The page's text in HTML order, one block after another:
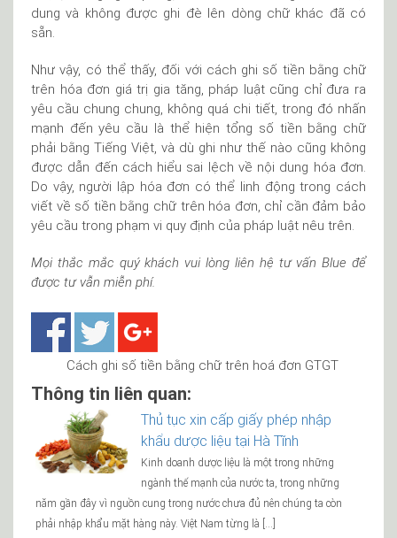
dung và không được ghi đè lên dòng chữ khác đã có
sẵn.
Như vậy, có thể thấy, đối với cách ghi số tiền bằng chữ
trên hóa đơn giá trị gia tăng, pháp luật cũng chỉ đưa ra
yêu cầu chung chung, không quá chi tiết, trong đó nhấn
mạnh đến yêu cầu là thể hiện tổng số tiền bằng chữ
phải bằng Tiếng Việt, và dù ghi như thế nào cũng không
được dẫn đến cách hiểu sai lệch về nội dung hóa đơn.
Do vậy, người lập hóa đơn có thể linh động trong cách
viết về số tiền bằng chữ trên hóa đơn, chỉ cần đảm bảo
yêu cầu trong phạm vi quy định của pháp luật nêu trên.
Mọi thắc mắc quý khách vui lòng liên hệ tư vấn Blue để
được tư vẫn miễn phí.
Cách ghi số tiền bằng chữ trên hoá đơn GTGT
Thông tin liên quan:
Thủ tục xin cấp giấy phép nhập
khẩu dược liệu tại Hà Tĩnh
Kinh doanh dược liệu là một trong những
ngành thế mạnh của nước ta, trong những
năm gần đây vì nguồn cung trong nước chưa đủ nên chúng ta còn
phải nhập khẩu mặt hàng này. Việt Nam từng là […]